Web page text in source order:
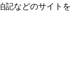
記などのサイトを